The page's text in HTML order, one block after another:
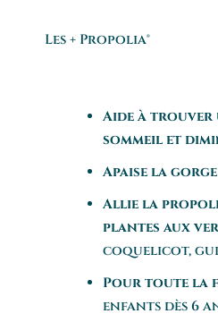
Les + Propolia®
Aide à trouver
sommeil et
Apaise la gorge
Allie la
plantes aux
coquelicot,
Pour toute la
enfants dès 6